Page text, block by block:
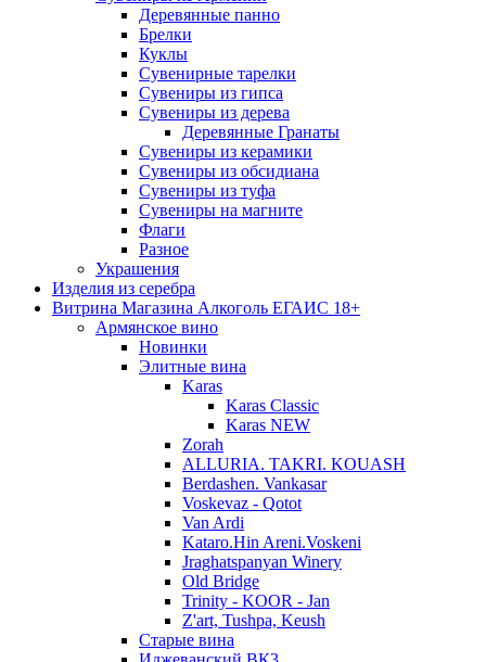
Деревянные панно
Брелки
Куклы
Сувенирные тарелки
Сувениры из гипса
Сувениры из дерева
Деревянные Гранаты
Сувениры из керамики
Сувениры из обсидиана
Сувениры из туфа
Сувениры на магните
Флаги
Разное
Украшения
Изделия из серебра
Витрина Магазина Алкоголь ЕГАИС 18+
Армянское вино
Новинки
Элитные вина
Karas
Karas Classic
Karas NEW
Zorah
ALLURIA. TAKRI. KOUASH
Berdashen. Vankasar
Voskevaz - Qotot
Van Ardi
Kataro.Hin Areni.Voskeni
Jraghatspanyan Winery
Old Bridge
Trinity - KOOR - Jan
Z'art, Tushpa, Keush
Старые вина